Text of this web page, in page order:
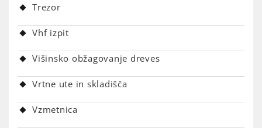
Trezor
Vhf izpit
Višinsko obžagovanje dreves
Vrtne ute in skladišča
Vzmetnica